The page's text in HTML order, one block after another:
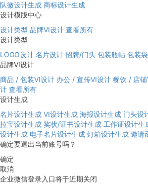
队徽设计生成 商标设计生成
设计模版中心
设计类型 品牌VI设计 查看所有
设计类型
LOGO设计 名片设计 招牌/门头 包装瓶帖 包装袋
品牌VI设计
商品 / 包装VI设计 办公 / 宣传VI设计 餐饮 / 店
计 查看所有
设计生成
名片设计生成 VI设计生成 海报设计生成 门头设
拉宝设计生成 奖状/证书设计生成 工作证设计生
设计生成 电子名片设计生成 灯箱设计生成 邀请
确定要退出当前账号吗？
确定
取消
企业微信登录入口将于近期关闭